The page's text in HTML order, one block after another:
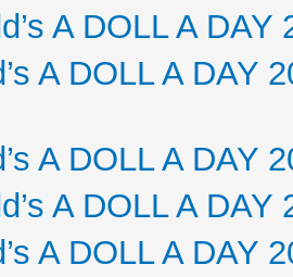
A DOLL A DAY
A DOLL A DAY
A DOLL A DAY
A DOLL A DAY
A DOLL A DAY